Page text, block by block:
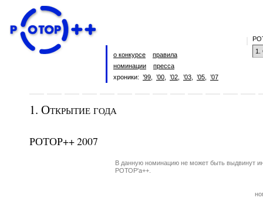
о конкурсе
правила
номинации
пресса
хроники: ’99 ’00 ’02 ’03 ’05 ’07
1. Открытие года
РОТОР++ 2007
В данную номинацию не может быть выдвинут
РОТОР'а++.